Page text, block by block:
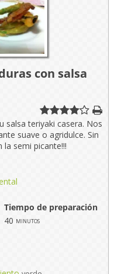
con salsa
salsa teriyaki casera. Nos
suave o agridulce. Sin
semi picante!!!
Tiempo de preparación
40 minutos